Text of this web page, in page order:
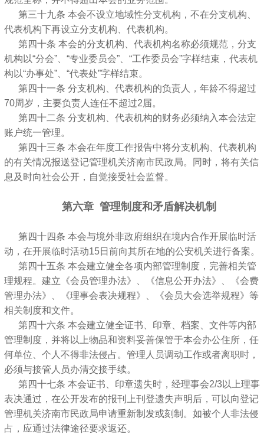
第三十九条 本会不设立地域性分支机构，不在分支机构、
代表机构下再设立分支机构、代表机构。
第四十条 本会的分支机构、代表机构名称必须规范，分支
机构以“分会”、“专业委员会”、“工作委员会”字样结束，代表机
构以“办事处”、“代表处”字样结束。
第四十一条 分支机构、代表机构的负责人，年龄不得超过
70周岁，主要负责人连任不超过2届。
第四十二条 分支机构、代表机构的财务必须纳入本会法定
账户统一管理。
第四十三条 本会在年度工作报告中将分支机构、代表机构
的有关情况报送登记管理机关济南市民政局。同时，将有关信
息及时向社会公开，自觉接受社会监督。
第六章 管理制度和矛盾解决机制
第四十四条 本会与境外非政府组织在境内合作开展临时活
动，在开展临时活动15日前向其所在地的公安机关进行备案。
第四十五条 本会建立健全各项内部管理制度，完善相关管
理规程。建立《会员管理办法》、《信息公开办法》、《会费
管理办法》、《理事会表决规程》、《会员大会选举规程》等
相关制度和文件。
第四十六条 本会建立健全证书、印章、档案、文件等内部
管理制度，并将以上物品和资料妥善保管于本会办公住所，任
何单位、个人不得非法侵占。管理人员调动工作或者离职时，
必须与接管人员办清交接手续。
第四十七条 本会证书、印章遗失时，经理事会2/3以上理事
表决通过，在公开发布的报刊上刊登遗失声明后，可以向登记
管理机关济南市民政局申请重新制发或刻制。如被个人非法侵
占，应通过法律途径要求返还。